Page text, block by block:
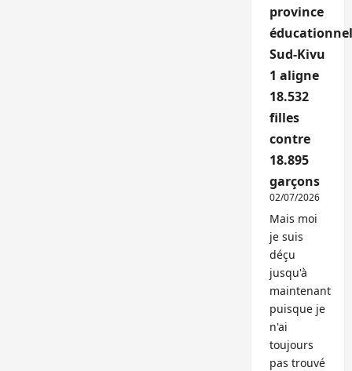
province
Sud-Kivu
1 aligne
18.532
filles
contre
18.895
garçons
02/07/2026
Mais moi
je suis
déçu
jusqu'à
maintenant
puisque je
n'ai
toujours
pas trouvé